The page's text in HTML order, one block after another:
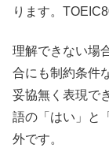
ります。
理解できない場
合にも制約条件
妥協無く表現で
語の「はい」と
外です。